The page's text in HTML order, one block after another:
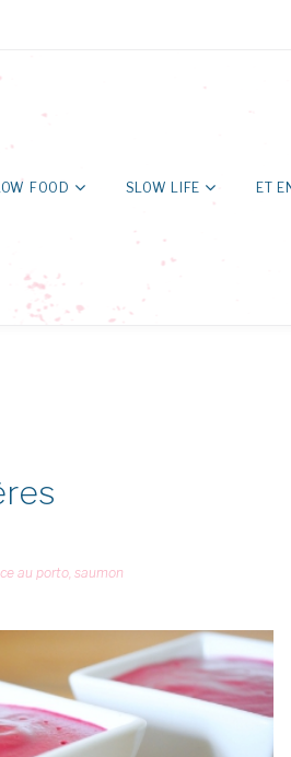
FOOD SLOW LIFE ET
au porto, saumon